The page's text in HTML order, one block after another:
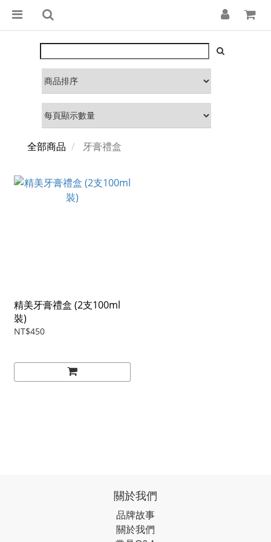
全部商品 牙膏禮盒
精美牙膏禮盒 (2支100ml
裝)
NT$450
關於我們
品牌故事
關於我們